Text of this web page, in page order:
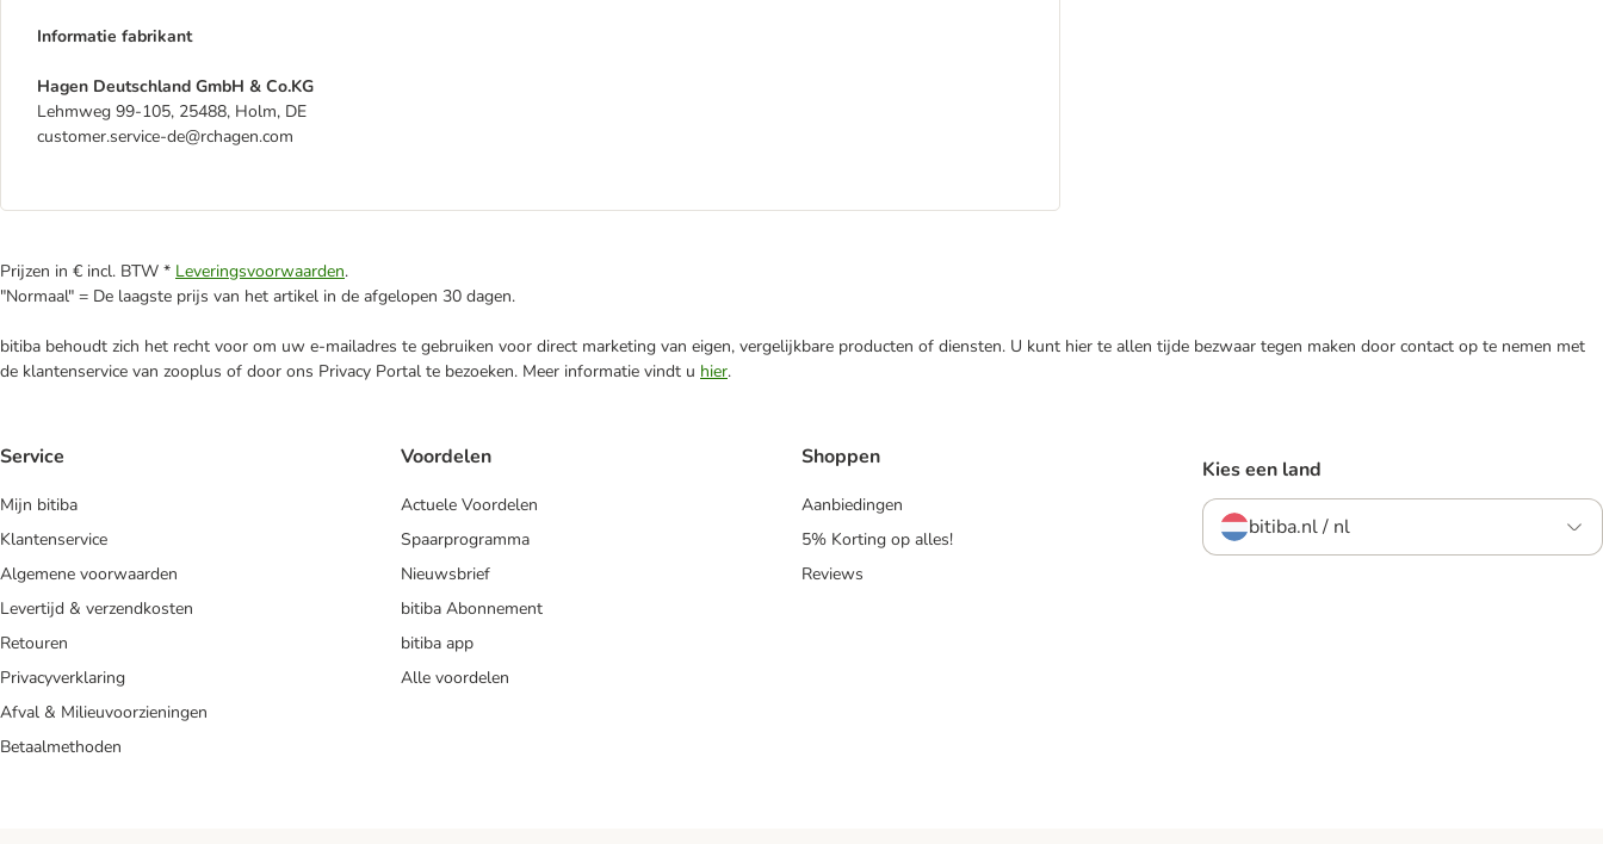
Informatie fabrikant
Hagen Deutschland GmbH & Co.KG
Lehmweg 99-105, 25488, Holm, DE
customer.service-de@rchagen.com
Prijzen in € incl. BTW * Leveringsvoorwaarden.
"Normaal" = De laagste prijs van het artikel in de afgelopen 30 dagen.
bitiba behoudt zich het recht voor om uw e-mailadres te gebruiken voor direct marketing van eigen, vergelijkbare producten of diensten. U kunt hier te allen tijde bezwaar tegen maken door contact op te nemen met
de klantenservice van zooplus of door ons Privacy Portal te bezoeken. Meer informatie vindt u hier.
Service
Mijn bitiba
Klantenservice
Algemene voorwaarden
Levertijd & verzendkosten
Retouren
Privacyverklaring
Afval & Milieuvoorzieningen
Betaalmethoden
Voordelen
Actuele Voordelen
Spaarprogramma
Nieuwsbrief
bitiba Abonnement
bitiba app
Alle voordelen
Shoppen
Aanbiedingen
5% Korting op alles!
Reviews
Kies een land
bitiba.nl / nl